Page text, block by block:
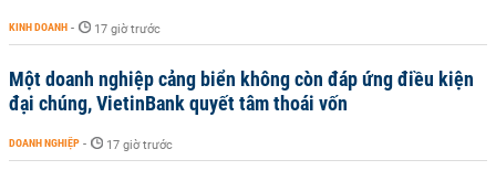
KINH DOANH - 17 giờ trước
Một doanh nghiệp cảng biển không còn đáp ứng điều kiện
đại chúng, VietinBank quyết tâm thoái vốn
DOANH NGHIỆP - 17 giờ trước